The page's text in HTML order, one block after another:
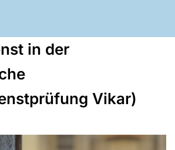
in der
Vikar)